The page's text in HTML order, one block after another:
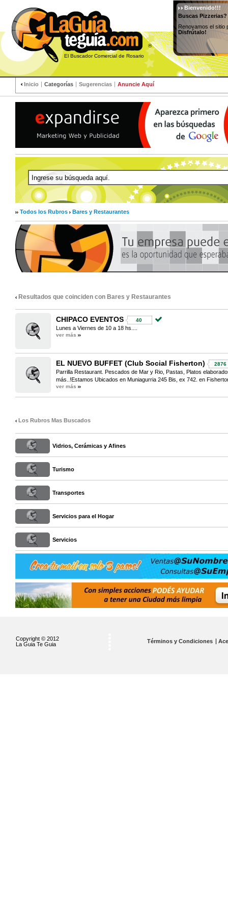
®
El Buscador Comercial de Rosario
Bienvenido!!!
Buscas
Renovamos el sitio
Disfrútalo!
Inicio Categorías Sugerencias Anuncie Aquí
Todos los Rubros Bares y Restaurantes
Resultados que coinciden con Bares y Restaurantes
CHIPACO EVENTOS 40
Lunes a Viernes de 10 a 18 hs....
ver más
EL NUEVO BUFFET (Club Social Fisherton) 2876
Parrilla Restaurant. Pescados de Mar y Rio, Pastas, Platos
más..!Estamos Ubicados en Muniagurria 245 Bis, ex 742. en
ver más
Los Rubros Mas Buscados
Vidrios, Cerámicas y Afines
Turismo
Transportes
Servicios para el Hogar
Servicios
Copyright © 2012
La Guia Te Guia
Términos y Condiciones